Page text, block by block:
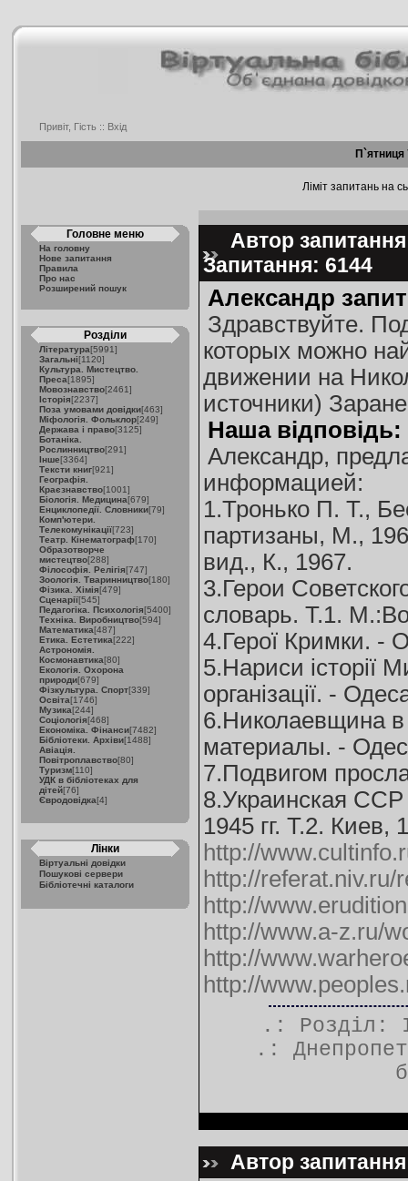
Привіт, Гість :: Вхід
П`ятниця
Ліміт запитань на
Головне меню
На головну
Нове запитання
Правила
Про нас
Розширений пошук
Розділи
Література[5991]
Загальні[1120]
Культура. Мистецтво.
Преса[1895]
Мовознавство[2461]
Історія[2237]
Поза умовами довідки[463]
Міфологія. Фольклор[249]
Держава і право[3125]
Ботаніка.
Рослинництво[291]
Інше[3364]
Тексти книг[921]
Географія.
Краєзнавство[1001]
Біологія. Медицина[679]
Енциклопедії. Словники[79]
Комп'ютери.
Телекомунікації[723]
Театр. Кінематограф[170]
Образотворче
мистецтво[288]
Філософія. Релігія[747]
Зоологія. Тваринництво[180]
Фізика. Хімія[479]
Сценарії[545]
Педагогіка. Психологія[5400]
Техніка. Виробництво[594]
Математика[487]
Етика. Естетика[222]
Астрономія.
Космонавтика[80]
Екологія. Охорона
природи[679]
Фізкультура. Спорт[339]
Освіта[1746]
Музика[244]
Соціологія[468]
Економіка. Фінанси[7482]
Бібліотеки. Архіви[1488]
Авіація.
Повітроплавство[80]
Туризм[110]
УДК в бібліотеках для
дітей[76]
Євродовідка[4]
Лінки
Віртуальні довідки
Пошукові сервери
Бібліотечні каталоги
Автор
Запитання: 6144
Александр
Здравствуйте.
которых можно
движении на
источники)
Наша відповідь:
Александр,
информацией:
1.Тронько П. Т.,
партизаны, М.,
вид., К., 1967.
3.Герои
словарь. Т.1.
4.Герої Кримки. -
5.Нариси історії
організації. -
6.Николаевщина
материалы. -
7.Подвигом
8.Украинская
1945 гг. Т.2. Киев,
http://
http://
http://
http://www.a-z.ru/
http://
http://
.: Розділ:
.:
Автор